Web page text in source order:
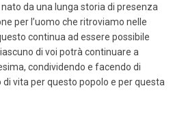
da una lunga storia di presenza
per l’uomo che ritroviamo nelle
continua ad essere possibile
di voi potrà continuare a
condividendo e facendo di
vita per questo popolo e per questa